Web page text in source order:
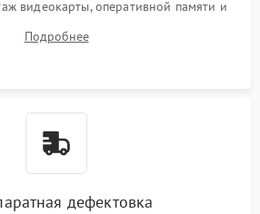
видеокарты, оперативной памяти и
очистка корпуса и радиаторов от пыли
воздуха для предотвращения
Подробнее
дефектовка